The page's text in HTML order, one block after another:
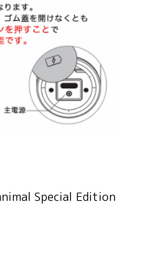
Special Edition